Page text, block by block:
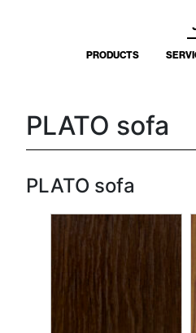
PRODUCTS
PLATO sofa
PLATO sofa